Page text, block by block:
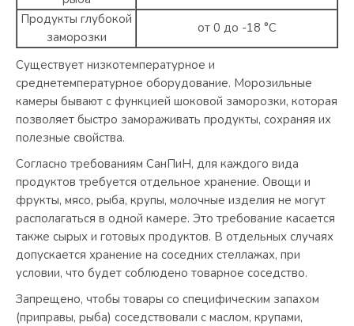
Продукты глубокой
заморозки
от 0 до -18 °C
Существует низкотемпературное и
среднетемпературное оборудование. Морозильные
камеры бывают с функцией шоковой заморозки, которая
позволяет быстро замораживать продукты, сохраняя их
полезные свойства.
Согласно требованиям СанПиН, для каждого вида
продуктов требуется отдельное хранение. Овощи и
фрукты, мясо, рыба, крупы, молочные изделия не могут
располагаться в одной камере. Это требование касается
также сырых и готовых продуктов. В отдельных случаях
допускается хранение на соседних стеллажах, при
условии, что будет соблюдено товарное соседство.
Запрещено, чтобы товары со специфическим запахом
(приправы, рыба) соседствовали с маслом, крупами,